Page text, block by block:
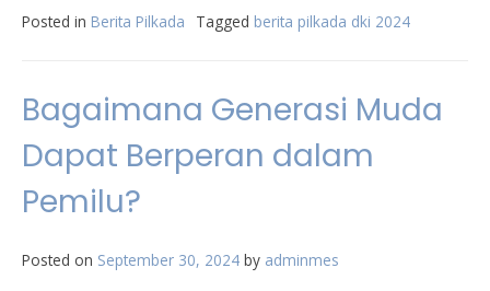
Posted in Berita Pilkada Tagged berita pilkada dki 2024
Bagaimana Generasi Muda
Dapat Berperan dalam
Pemilu?
Posted on September 30, 2024 by adminmes